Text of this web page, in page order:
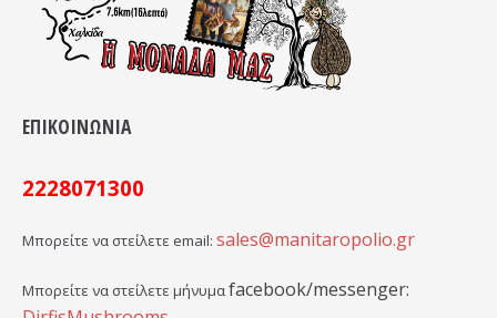
ΕΠΙΚΟΙΝΩΝΙΑ
2228071300
Μπορείτε να στείλετε email: sales@manitaropolio.gr
Μπορείτε να στείλετε μήνυμαfacebook/messenger: